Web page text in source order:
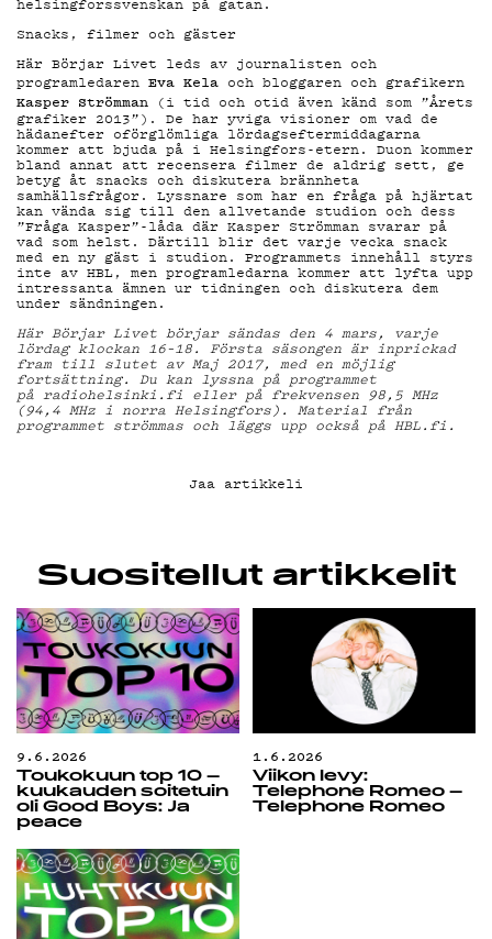
KIRJAUDU SISÄÄN
helsingforssvenskan på gatan.
Snacks, filmer och gäster
Här Börjar Livet leds av journalisten och
programledaren Eva Kela och bloggaren och grafikern
Kasper Strömman (i tid och otid även känd som ”Årets
grafiker 2013”). De har yviga visioner om vad de
hädanefter oförglömliga lördagseftermiddagarna
kommer att bjuda på i Helsingfors-etern. Duon kommer
bland annat att recensera filmer de aldrig sett, ge
betyg åt snacks och diskutera brännheta
samhällsfrågor. Lyssnare som har en fråga på hjärtat
kan vända sig till den allvetande studion och dess
”Fråga Kasper”-låda där Kasper Strömman svarar på
vad som helst. Därtill blir det varje vecka snack
med en ny gäst i studion. Programmets innehåll styrs
inte av HBL, men programledarna kommer att lyfta upp
intressanta ämnen ur tidningen och diskutera dem
under sändningen.
Här Börjar Livet börjar sändas den 4 mars, varje
lördag klockan 16–18. Första säsongen är inprickad
fram till slutet av Maj 2017, med en möjlig
fortsättning. Du kan lyssna på programmet
på radiohelsinki.fi eller på frekvensen 98,5 MHz
(94,4 MHz i norra Helsingfors). Material från
programmet strömmas och läggs upp också på HBL.fi.
Jaa artikkeli
Suositellut artikkelit
9.6.2026
Toukokuun top 10 –
kuukauden soitetuin
oli Good Boys: Ja
peace
1.6.2026
Viikon levy:
Telephone Romeo –
Telephone Romeo